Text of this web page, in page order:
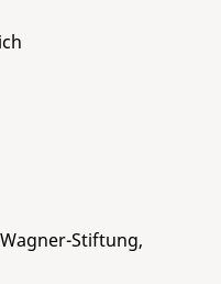
Stiftung,